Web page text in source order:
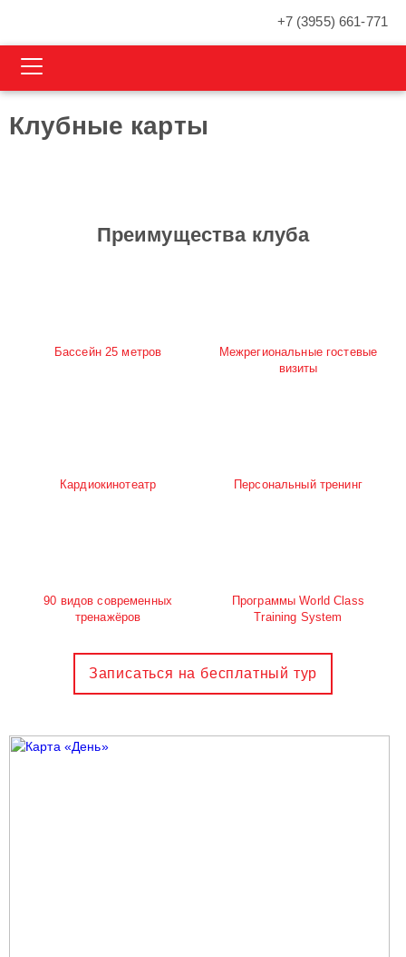
+7 (3955) 661-771
Клубные карты
Преимущества клуба
Бассейн 25 метров
Межрегиональные гостевые
визиты
Кардиокинотеатр Персональный тренинг
90 видов современных
тренажёров
Программы World Class
Training System
Записаться на бесплатный тур